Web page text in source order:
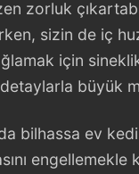
zorluk
sizin de iç
için
büyük
bilhassa ev